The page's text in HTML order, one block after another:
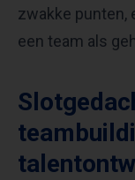
zwakke punten,
een team als